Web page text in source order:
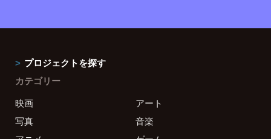
プロジェクトを探す
カテゴリー
映画
アート
写真
音楽